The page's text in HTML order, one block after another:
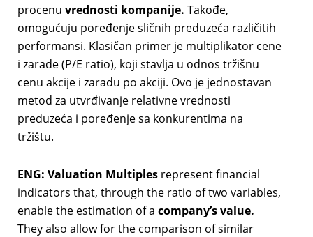
procenu vrednosti kompanije. Takođe,
omogućuju poređenje sličnih preduzeća različitih
performansi. Klasičan primer je multiplikator cene
i zarade (P/E ratio), koji stavlja u odnos tržišnu
cenu akcije i zaradu po akciji. Ovo je jednostavan
metod za utvrđivanje relativne vrednosti
preduzeća i poređenje sa konkurentima na
tržištu.
ENG: Valuation Multiplesrepresent financial
indicators that, through the ratio of two variables,
enable the estimation of a company’s value.
They also allow for the comparison of similar